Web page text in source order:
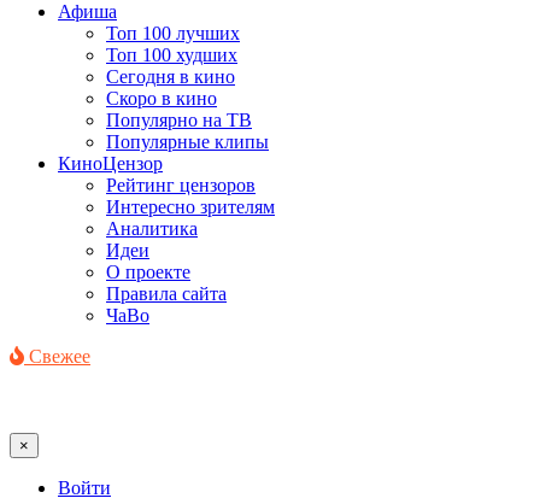
Афиша
Топ 100 лучших
Топ 100 худших
Сегодня в кино
Скоро в кино
Популярно на ТВ
Популярные клипы
КиноЦензор
Рейтинг цензоров
Интересно зрителям
Аналитика
Идеи
О проекте
Правила сайта
ЧаВо
Свежее
×
Войти